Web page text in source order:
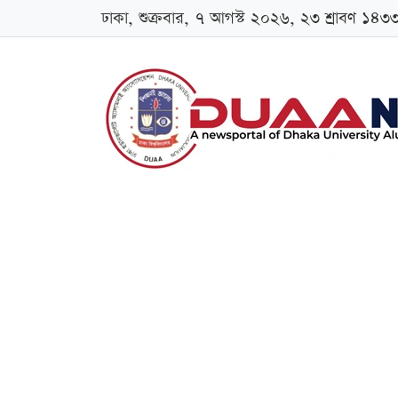
ঢাকা, শুক্রবার, ৭ আগস্ট ২০২৬, ২৩ শ্রাবণ